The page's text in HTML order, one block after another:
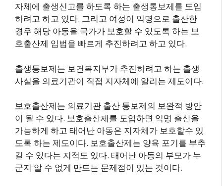
자체에 출생신고를 하도록 하는 출생통보제를 도입
하려고 하고 있다. 그리고 여성이 익명으로 출산한
경우 해당 아동을 국가가 보호할 수 있도록 하는 보
호출산제 입법을 빠르게 추진하려고 하고 있다.
출생통보제는 보건복지부가 추진하려고 하는 출생
사실을 의료기관이 직접 지자체에 알리는 제도이다.
보호출산제는 의료기관 출산 통보제의 보완적 방안
이 될 수 있다. 보호출산제를 도입하면 익명 출산을
가능하게 하고 태어난 아동은 지자체가 보호할수 있
도록 하는 제도이다. 보호출산제는 양육 포기를 부추
길 수 있다는 지적도 있다. 태어난 아동의 부모가 누
군지 알 수 없게 만드는 문제점이 있는 것이다.